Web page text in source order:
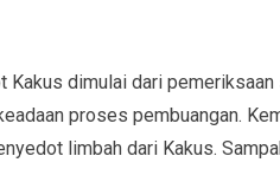
Kakus dimulai dari
proses pembuangan.
limbah dari Kakus.